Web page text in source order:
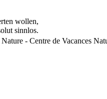
wollen,
sinnlos.
Nature - Centre de Vacances